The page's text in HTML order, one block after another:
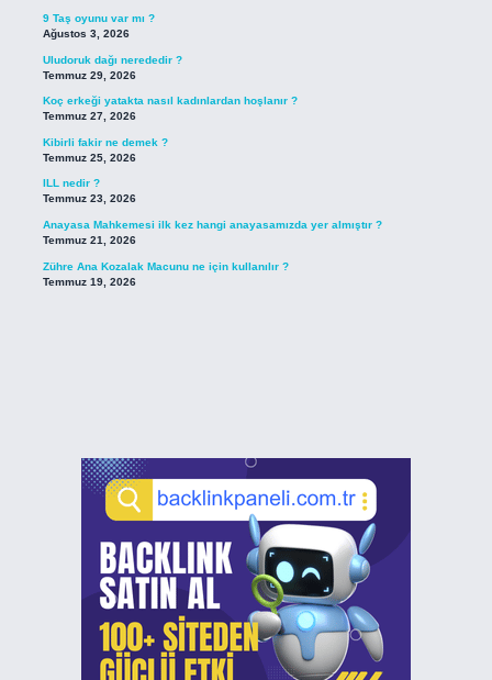
9 Taş oyunu var mı ?
Ağustos 3, 2026
Uludoruk dağı nerededir ?
Temmuz 29, 2026
Koç erkeği yatakta nasıl kadınlardan hoşlanır ?
Temmuz 27, 2026
Kibirli fakir ne demek ?
Temmuz 25, 2026
ILL nedir ?
Temmuz 23, 2026
Anayasa Mahkemesi ilk kez hangi anayasamızda yer almıştır ?
Temmuz 21, 2026
Zühre Ana Kozalak Macunu ne için kullanılır ?
Temmuz 19, 2026